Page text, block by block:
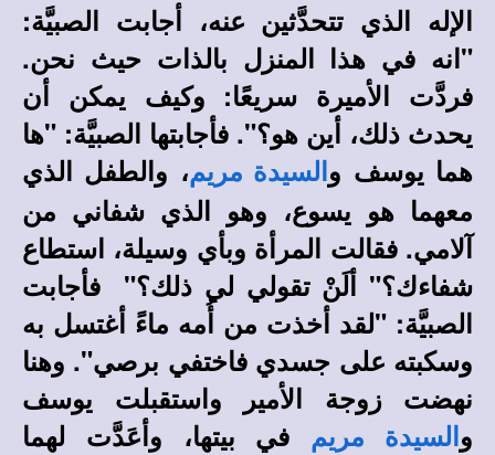
الإله الذي تتحدَّثين عنه، أجابت الصبيَّة:
"انه في هذا المنزل بالذات حيث نحن.
فردَّت الأميرة سريعًا: وكيف يمكن أن
يحدث ذلك، أين هو؟". فأجابتها الصبيَّة: "ها
هما يوسف و السيدة مريم، والطفل الذي
معهما هو يسوع، وهو الذي شفاني من
آلامي. فقالت المرأة وبأي وسيلة، استطاع
شفاءك؟" ألَنْ تقولي لي ذلك؟" فأجابت
الصبيَّة: "لقد أخذت من أُمه ماءً أغتسل به
وسكبته على جسدي فاختفي برصي". وهنا
نهضت زوجة الأمير واستقبلت يوسف
و السيدة مريم
في بيتها، وأعَدَّت لهما